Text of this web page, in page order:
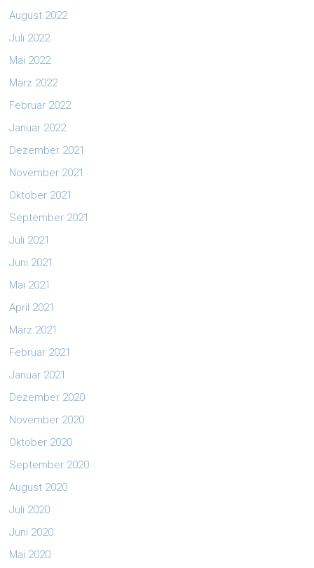
August 2022
Juli 2022
Mai 2022
März 2022
Februar 2022
Januar 2022
Dezember 2021
November 2021
Oktober 2021
September 2021
Juli 2021
Juni 2021
Mai 2021
April 2021
März 2021
Februar 2021
Januar 2021
Dezember 2020
November 2020
Oktober 2020
September 2020
August 2020
Juli 2020
Juni 2020
Mai 2020